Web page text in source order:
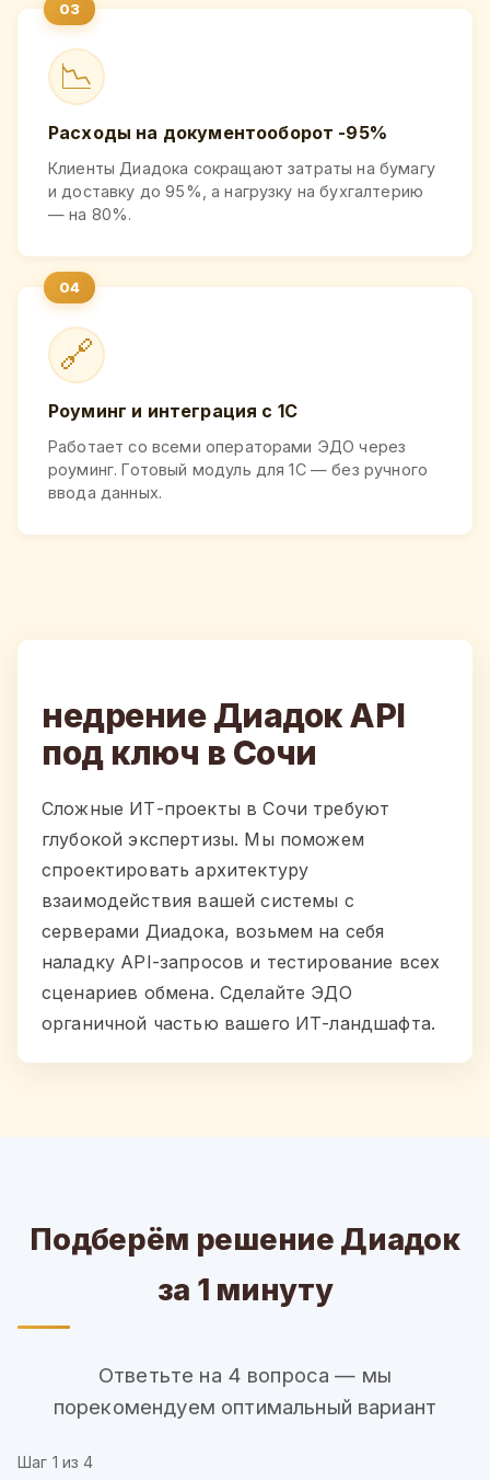
📉
Расходы на документооборот -95%
Клиенты Диадока сокращают затраты на бумагу
и доставку до 95%, а нагрузку на бухгалтерию
— на 80%.
🔗
Роуминг и интеграция с 1С
Работает со всеми операторами ЭДО через
роуминг. Готовый модуль для 1С — без ручного
ввода данных.
недрение Диадок API
под ключ в Сочи
Сложные ИТ-проекты в Сочи требуют
глубокой экспертизы. Мы поможем
спроектировать архитектуру
взаимодействия вашей системы с
серверами Диадока, возьмем на себя
наладку API-запросов и тестирование всех
сценариев обмена. Сделайте ЭДО
органичной частью вашего ИТ-ландшафта.
Подберём решение Диадок
за 1 минуту
Ответьте на 4 вопроса — мы
порекомендуем оптимальный вариант
Шаг 1 из 4